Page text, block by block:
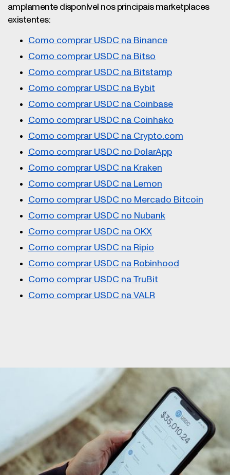
amplamente disponível nos principais marketplaces
existentes:
Como comprar USDC na Binance
Como comprar USDC na Bitso
Como comprar USDC na Bitstamp
Como comprar USDC na Bybit
Como comprar USDC na Coinbase
Como comprar USDC na Coinhako
Como comprar USDC na Crypto.com
Como comprar USDC no DolarApp
Como comprar USDC na Kraken
Como comprar USDC na Lemon
Como comprar USDC no Mercado Bitcoin
Como comprar USDC no Nubank
Como comprar USDC na OKX
Como comprar USDC na Ripio
Como comprar USDC na Robinhood
Como comprar USDC na TruBit
Como comprar USDC na VALR